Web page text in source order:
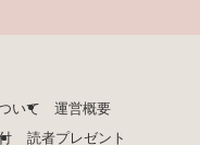
いて
運営概要
読者プレゼント